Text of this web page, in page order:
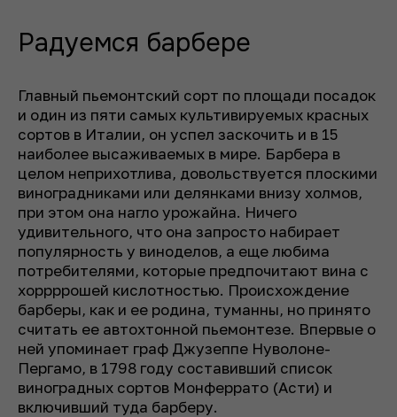
Радуемся барбере
Главный пьемонтский сорт по площади посадок
и один из пяти самых культивируемых красных
сортов в Италии, он успел заскочить и в 15
наиболее высаживаемых в мире. Барбера в
целом неприхотлива, довольствуется плоскими
виноградниками или делянками внизу холмов,
при этом она нагло урожайна. Ничего
удивительного, что она запросто набирает
популярность у виноделов, а еще любима
потребителями, которые предпочитают вина с
хоррррошей кислотностью. Происхождение
барберы, как и ее родина, туманны, но принято
считать ее автохтонной пьемонтезе. Впервые о
ней упоминает граф Джузеппе Нуволоне-
Пергамо, в 1798 году составивший список
виноградных сортов Монферрато (Асти) и
включивший туда барберу.